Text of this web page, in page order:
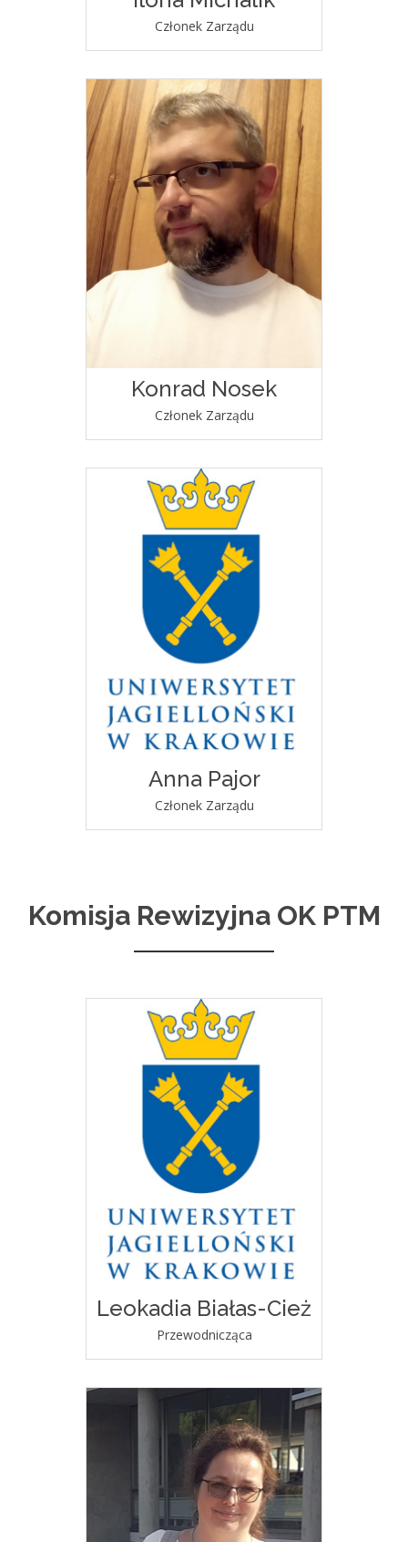
Członek Zarządu
Konrad Nosek
Członek Zarządu
Anna Pajor
Członek Zarządu
Komisja Rewizyjna OK PTM
Leokadia Białas-Cież
Przewodnicząca